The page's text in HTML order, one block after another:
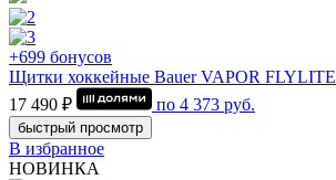
+699 бонусов
Щитки хоккейные Bauer VAPOR FLYLITE
17 490 ₽
по 4 373 руб.
быстрый просмотр
В избранное
НОВИНКА